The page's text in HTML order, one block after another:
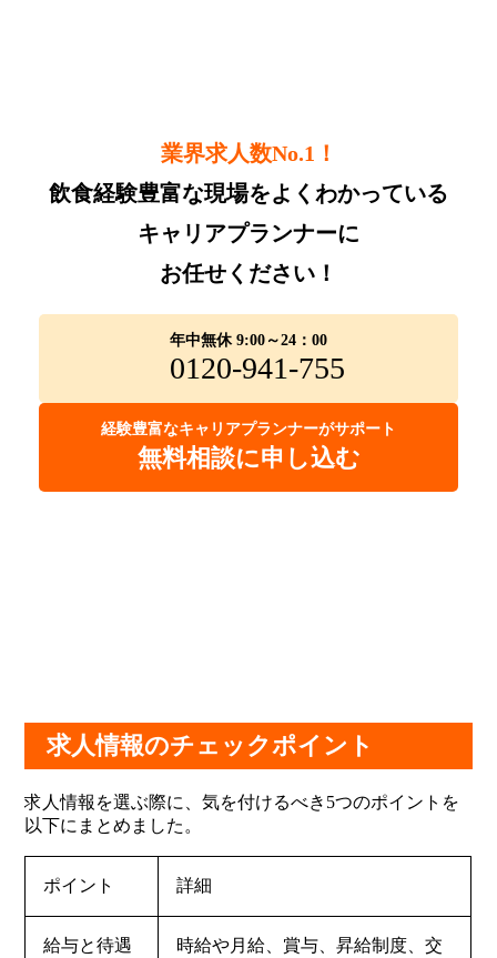
業界求人数No.1！
飲食経験豊富な現場をよくわかっている
キャリアプランナーに
お任せください！
年中無休 9:00～24：00
0120-941-755
経験豊富なキャリアプランナーがサポート
無料相談に申し込む
求人情報のチェックポイント
求人情報を選ぶ際に、気を付けるべき5つのポイントを
以下にまとめました。
ポイント 詳細
給与と待遇
時給や月給、賞与、昇給制度、交